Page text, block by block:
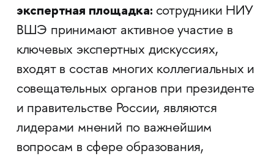
экспертная площадка: сотрудники НИУ
ВШЭ принимают активное участие в
ключевых экспертных дискуссиях,
входят в состав многих коллегиальных и
совещательных органов при президенте
и правительстве России, являются
лидерами мнений по важнейшим
вопросам в сфере образования,